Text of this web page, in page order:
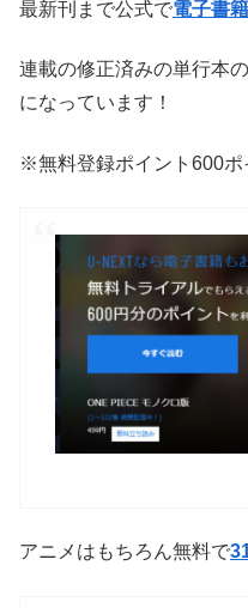
・
最新刊まで公式で電子書
連載の修正済みの単行本
になっています！
※無料登録ポイント600ポ
アニメはもちろん無料で